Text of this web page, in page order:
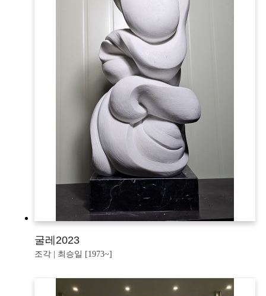
굴레2023
조각 | 최승일 [1973~]